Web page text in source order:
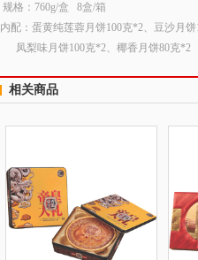
规格：760g/盒 8盒/箱
内配：蛋黄纯莲蓉月饼100克*2、豆沙月
凤梨味月饼100克*2、椰香月饼80克*2
相关商品